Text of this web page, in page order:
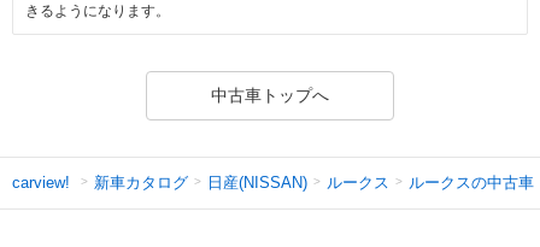
きるようになります。
中古車トップへ
carview! 新車カタログ 日産(NISSAN) ルークス ルークスの中古車